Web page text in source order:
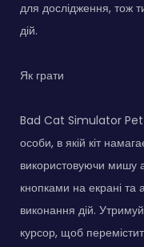
для дослідження, тож
дій.
Як грати
Bad Cat Simulator Pet
особи, в якій кіт
використовуючи мишу
кнопками на екрані
виконання дій.
курсор, щоб